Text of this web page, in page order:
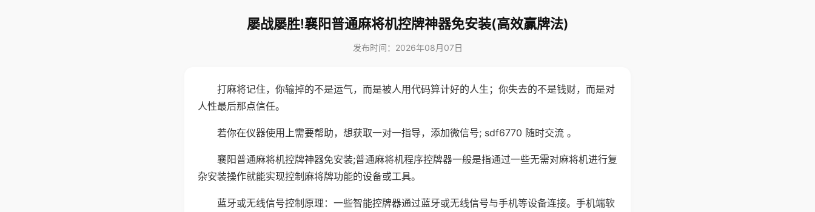
屡战屡胜!襄阳普通麻将机控牌神器免安装(高效赢牌法)
发布时间：2026年08月07日
打麻将记住，你输掉的不是运气，而是被人用代码算计好的人生；你失去的不是钱财，而是对
人性最后那点信任。
若你在仪器使用上需要帮助，想获取一对一指导，添加微信号; sdf6770 随时交流 。
襄阳普通麻将机控牌神器免安装;普通麻将机程序控牌器一般是指通过一些无需对麻将机进行复
杂安装操作就能实现控制麻将牌功能的设备或工具。
蓝牙或无线信号控制原理：一些智能控牌器通过蓝牙或无线信号与手机等设备连接。手机端软